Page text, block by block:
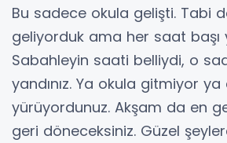
Bu sadece okula gelişti. Tabi
geliyorduk ama her saat başı
Sabahleyin saati belliydi, o
yandınız. Ya okula gitmiyor
yürüyordunuz. Akşam da en
geri döneceksiniz. Güzel